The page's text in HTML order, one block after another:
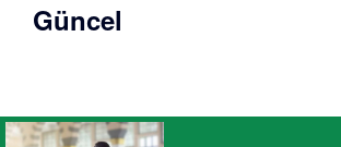
Güncel